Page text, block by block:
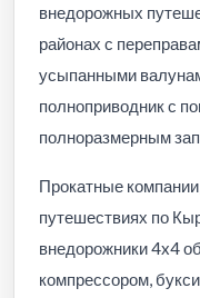
внедорожных
районах с
усыпанными
полноприводник с
полноразмерным
Прокатные
путешествиях по
внедорожники 4x4
компрессором,